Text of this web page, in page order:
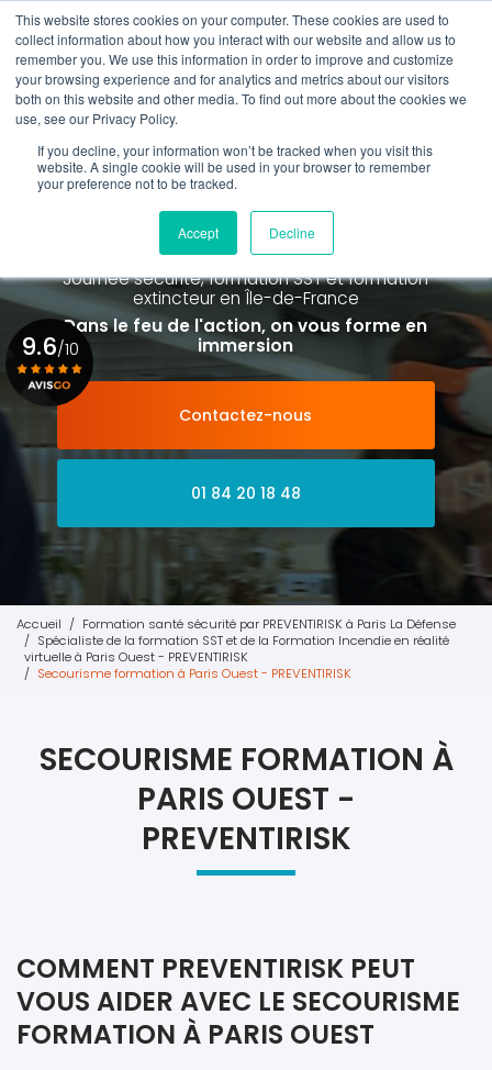
This website stores cookies on your computer. These cookies are used to
collect information about how you interact with our website and allow us to
remember you. We use this information in order to improve and customize
your browsing experience and for analytics and metrics about our visitors
both on this website and other media. To find out more about the cookies we
use, see our Privacy Policy.
If you decline, your information won’t be tracked when you visit this
website. A single cookie will be used in your browser to remember
your preference not to be tracked.
Accept Decline
Aller
au
contenu
principal
01 84 20 18 48
Spécialiste de la formation SST et
de la Formation Incendie
à Paris La Défense depuis 2015
Journée sécurité, formation SST et formation
extincteuren Île-de-France
Dans le feu de l'action, on vous forme en
immersion
Contactez-nous
01 84 20 18 48
9.6/10
Voir le certificat
Accueil
Formation santé sécurité par PREVENTIRISK à Paris La Défense
Spécialiste de la formation SST et de la Formation Incendie en réalité
virtuelle à Paris Ouest - PREVENTIRISK
Secourisme formation à Paris Ouest - PREVENTIRISK
SECOURISME FORMATION À
PARIS OUEST -
PREVENTIRISK
COMMENT PREVENTIRISK PEUT
VOUS AIDER AVEC LE SECOURISME
FORMATION À PARIS OUEST